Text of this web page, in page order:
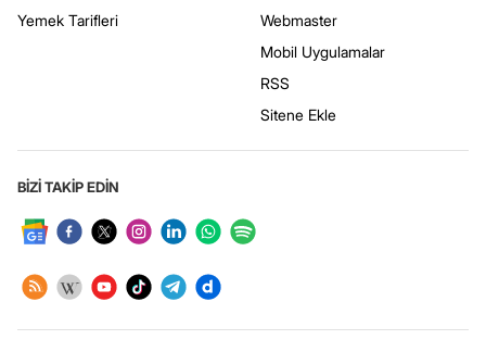
Yemek Tarifleri
Webmaster
Mobil Uygulamalar
RSS
Sitene Ekle
BİZİ TAKİP EDİN